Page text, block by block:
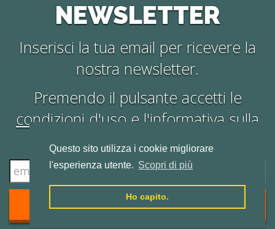
Questo sito utilizza i cookie migliorare
l'esperienza utente. Scopri di più
Ho capito.
NEWSLETTER
Inserisci la tua email per ricevere la
nostra newsletter.
Premendo il pulsante accetti le
condizioni d'uso e l'informativa sulla
privacy.